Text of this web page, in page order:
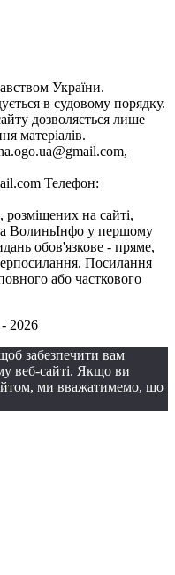
України.
в судовому порядку.
дозволяється лише
матеріалів.
Телефон:
розміщених на сайті,
ВолиньІнфо у першому
обов'язкове - пряме,
Посилання
або часткового
2026
забезпечити вам
веб-сайті. Якщо ви
ми вважатимемо, що